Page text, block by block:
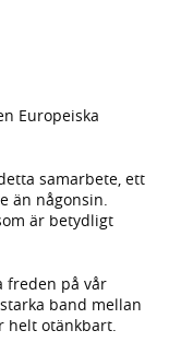
Europeiska
samarbete, ett
än någonsin.
är betydligt
freden på vår
band mellan
helt otänkbart.